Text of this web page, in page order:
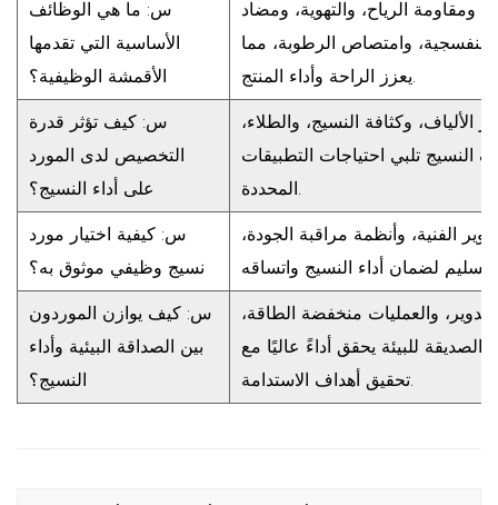
س: ما هي الوظائف
الأساسية التي تقدمها
الأقمشة الوظيفية؟
ومقاومة الرياح، والتهوية، ومضاد
البنفسجية، وامتصاص الرطوبة، مما
س: كيف تؤثر قدرة
التخصيص لدى المورد
على أداء النسيج؟
وكثافة النسيج، والطلاء،
تلبي احتياجات التطبيقات
س: كيفية اختيار مورد
نسيج وظيفي موثوق به؟
الفنية، وأنظمة مراقبة الجودة،
س: كيف يوازن الموردون
بين الصداقة البيئية وأداء
النسيج؟
والعمليات منخفضة الطاقة،
الصديقة للبيئة يحقق أداءً عاليًا مع